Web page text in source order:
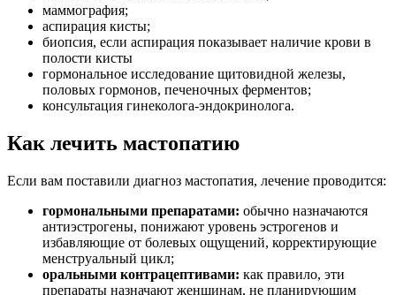
маммография;
аспирация кисты;
биопсия, если аспирация показывает наличие крови в
полости кисты
гормональное исследование щитовидной железы,
половых гормонов, печеночных ферментов;
консультация гинеколога-эндокринолога.
Как лечить мастопатию
Если вам поставили диагноз мастопатия, лечение проводится:
гормональными препаратами: обычно назначаются
антиэстрогены, понижают уровень эстрогенов и
избавляющие от болевых ощущений, корректирующие
менструальный цикл;
оральными контрацептивами: как правило, эти
препараты назначают женщинам, не планирующим